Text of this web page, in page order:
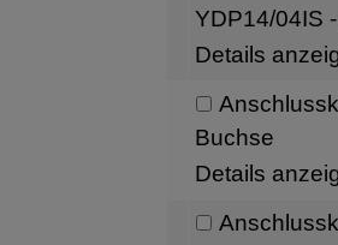
YDP14/04IS
Details
Buchse
Details